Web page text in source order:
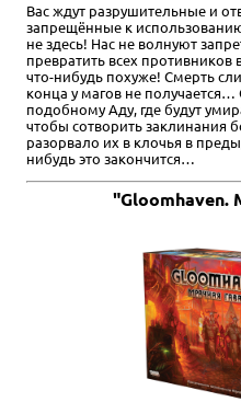
Вас ждут разрушительные и
запрещённые к
не здесь! Нас не волнуют
превратить всех
что-нибудь похуже! Смерть
конца у магов не
подобному Аду, где будут
чтобы сотворить заклинания
разорвало их в клочья в
нибудь это закончится…
"Gloomhaven.